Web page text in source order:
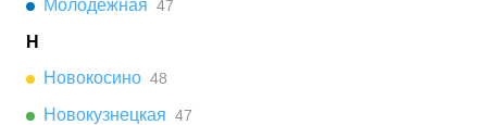
Молодежная 47
Н
Новокосино 48
Новокузнецкая 47